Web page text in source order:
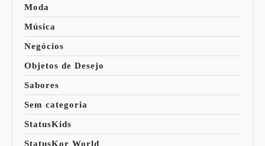
Moda
Música
Negócios
Objetos de Desejo
Sabores
Sem categoria
StatusKids
StatusKor World